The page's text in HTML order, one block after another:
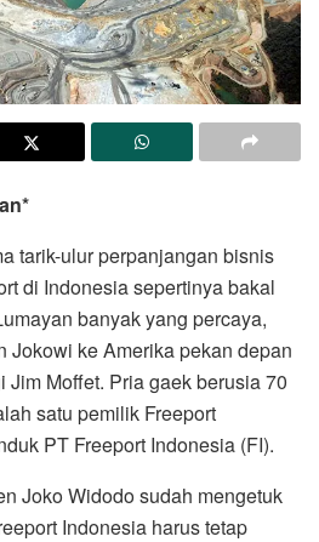
tarik-ulur perpanjangan bisnis
di Indonesia sepertinya bakal
banyak yang percaya,
Jokowi ke Amerika pekan depan
Moffet. Pria gaek berusia 70
satu pemilik Freeport
PT Freeport Indonesia (FI).
Joko Widodo sudah mengetuk
Indonesia harus tetap